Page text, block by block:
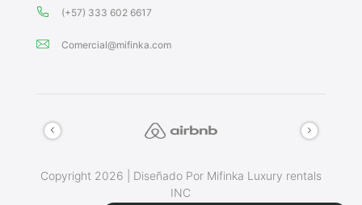
(+57) 333 602 6617
Comercial@mifinka.com
Copyright 2026 | Diseñado Por Mifinka Luxury rentals
INC